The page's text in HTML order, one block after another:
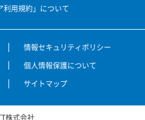
利用規約」について
情報セキュリティポリシー
個人情報保護について
サイトマップ
株式会社